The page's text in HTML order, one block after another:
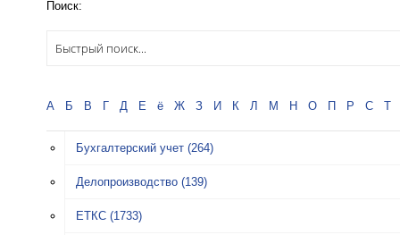
Поиск:
А Б В Г Д Е ё Ж З И К Л М Н О П Р С Т
Бухгалтерский учет (264)
Делопроизводство (139)
ЕТКС (1733)